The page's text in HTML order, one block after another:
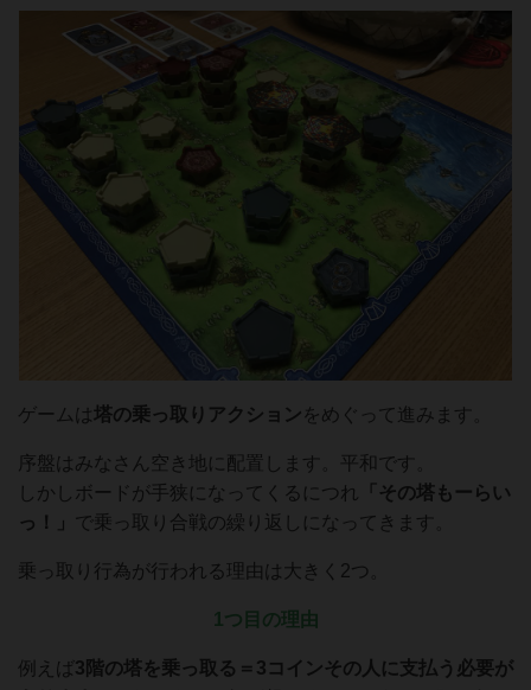
ゲームは 塔の乗っ取りアクション をめぐって進みます。
序盤はみなさん空き地に配置します。平和です。
しかしボードが手狭になってくるにつれ
「その塔もーらい
っ！」 で乗っ取り合戦の繰り返しになってきます。
乗っ取り行為が行われる理由は大きく2つ。
1つ目の理由
例えば3階の塔を乗っ取る＝3コインその人に支払う必要が